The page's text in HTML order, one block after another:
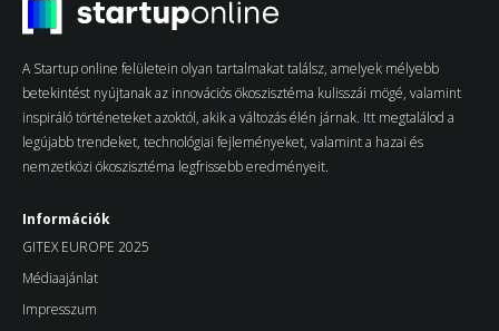
A Startup online felületein olyan tartalmakat találsz, amelyek mélyebb
betekintést nyújtanak az innovációs ökoszisztéma kulisszái mögé, valamint
inspiráló történeteket azoktól, akik a változás élén járnak. Itt megtalálod a
legújabb trendeket, technológiai fejleményeket, valamint a hazai és
nemzetközi ökoszisztéma legfrissebb eredményeit.
Információk
GITEX EUROPE 2025
Médiaajánlat
Impresszum